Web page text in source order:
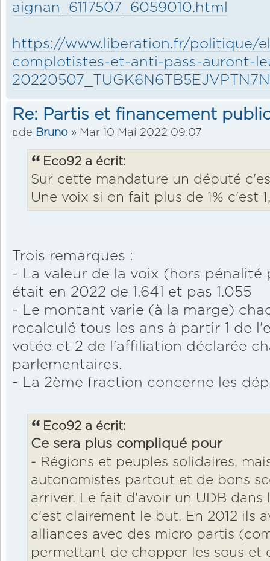
aignan_6117507_6059010.html
https://www.liberation.fr/politique/
complotistes-et-anti-pass-auront-
Re: Partis et financement
de Bruno » Mar 10 Mai 2022 09:07
Eco92 a écrit:
Sur cette mandature un député
Une voix si on fait plus de 1% c'est
Trois remarques :
- La valeur de la voix (hors
était en 2022 de 1.641 et pas 1.055
- Le montant varie (à la marge)
recalculé tous les ans à partir 1 de
votée et 2 de l'affiliation déclarée
parlementaires.
- La 2ème fraction concerne les
Eco92 a écrit:
Ce sera plus compliqué pour
- Régions et peuples solidaires,
autonomistes partout et de bons
arriver. Le fait d'avoir un UDB dans
c'est clairement le but. En 2012 ils
alliances avec des micro partis
permettant de chopper les sous et